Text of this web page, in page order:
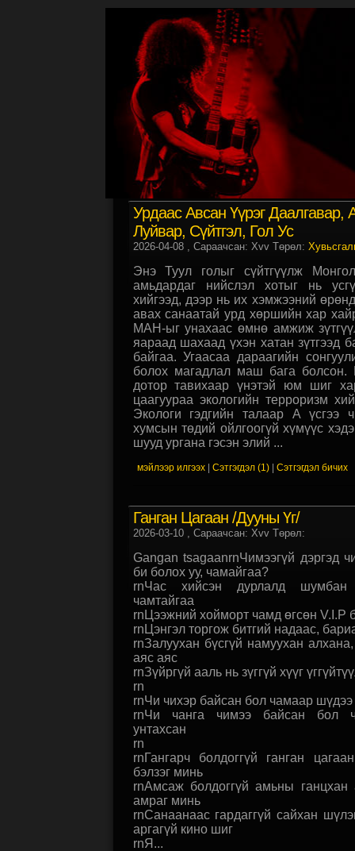
Урдаас Авсан Үүрэг Даалгавар,
Луйвар, Сүйтгэл, Гол Ус
2026-04-08, Сараачсан: Xvv Төрөл:
Энэ Туул голыг сүйтгүүлж
амьдардаг нийслэл хотыг нь
хийгээд, дээр нь их хэмжээний
авах санаатай урд хөршийн хар
МАН-ыг унахаас өмнө амжиж
яараад шахаад үхэн хатан зүтгээд
байгаа. Угаасаа дараагийн
болох магадлал маш бага болсон.
дотор тавихаар үнэтэй юм шиг
цаагуураа экологийн терроризм
Экологи гэдгийн талаар А үсгээ
хумсын төдий ойлгоогүй хүмүүс
шууд ургана гэсэн элий ...
мэйлээр илгээх Сэтгэгдэл (1)| Сэтгэгдэл бичих
Ганган Цагаан /Дууны Үг/
2026-03-10, Сараачсан: Xvv Төрөл:
Gangan tsagaanrnЧимээгүй дэргэд
би болох уу, чамайгаа?
rnЧас хийсэн дурлалд шумбан
чамтайгаа
rnЦээжний хойморт чамд өгсөн V.I.P
rnЦэнгэл торгож битгий надаас,
rnЗалуухан бүсгүй намуухан
аяс аяс
rnЗүйргүй ааль нь зүггүй хүүг
rn
rnЧи чихэр байсан бол чамаар шүдээ
rnЧи чанга чимээ байсан бол
унтахсан
rn
rnГангарч болдоггүй ганган
бэлзэг минь
rnАмсаж болдоггүй амьны ганцхан
амраг минь
rnСанаанаас гардаггүй сайхан
аргагүй кино шиг
rnЯ...